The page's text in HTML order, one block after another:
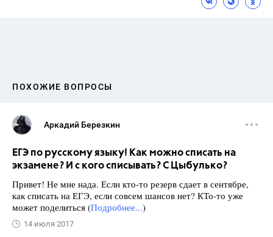
ПОХОЖИЕ ВОПРОСЫ
Аркадий Березкин
ЕГЭ по русскому языку! Как можно списать на
экзамене? И с кого списывать? С Цыбулько?
Привет! Не мне нада. Если кто-то резерв сдает в сентябре,
как списать на ЕГЭ, если совсем шансов нет? КТо-то уже
может поделиться (Подробнее...)
14 июля 2017